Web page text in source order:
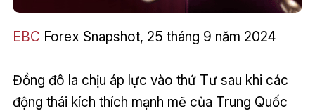
EBC Forex Snapshot, 25 tháng 9 năm 2024
Đồng đô la chịu áp lực vào thứ Tư sau khi các
động thái kích thích mạnh mẽ của Trung Quốc